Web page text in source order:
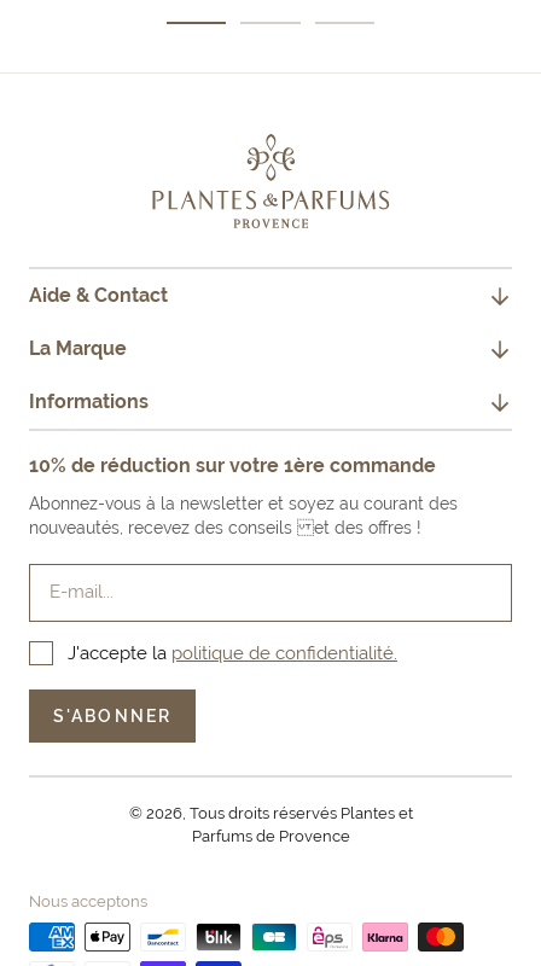
slide
slide
slide
Aide & Contact
CONTACTEZ-NOUS
FAQ
FAIRE UN RETOUR PRODUIT
La Marque
NOTRE HISTOIRE
NOS ENGAGEMENTS
LE BLOG
Informations
10% de réduction sur votre 1ère commande
Abonnez-vous à la newsletter et soyez au courant des
nouveautés, recevez des conseils et des offres !
E-mail...
J'accepte la politique de confidentialité.
S'ABONNER
© 2026, Tous droits réservés Plantes et
Parfums de Provence
Nous acceptons